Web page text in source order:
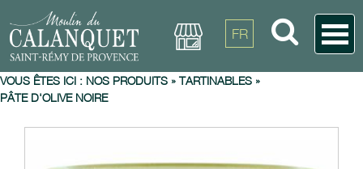
FR
VOUS ÊTES ICI : NOS PRODUITS » TARTINABLES »
PÂTE D'OLIVE NOIRE